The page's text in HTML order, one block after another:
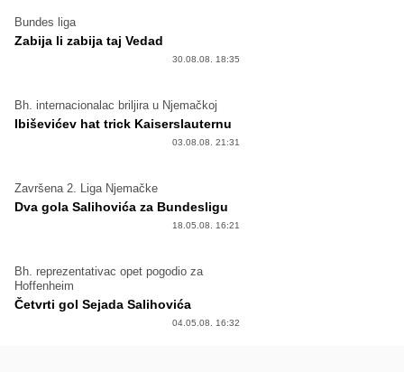
Bundes liga
Zabija li zabija taj Vedad
30.08.08. 18:35
Bh. internacionalac briljira u Njemačkoj
Ibiševićev hat trick Kaiserslauternu
03.08.08. 21:31
Završena 2. Liga Njemačke
Dva gola Salihovića za Bundesligu
18.05.08. 16:21
Bh. reprezentativac opet pogodio za
Hoffenheim
Četvrti gol Sejada Salihovića
04.05.08. 16:32